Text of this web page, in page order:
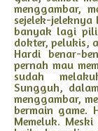
menggambar,
sejelek-
banyak lagi
dokter, pelukis,
Hardi benar-
pernah mau
sudah
Sungguh,
menggambar,
bermain game.
Memeluk.